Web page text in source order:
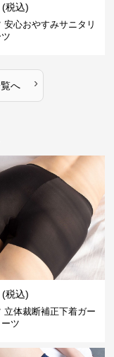
(税込)
安心おやすみサニタリ
へ ›
(税込)
立体裁断補正下着ガー
ーツ